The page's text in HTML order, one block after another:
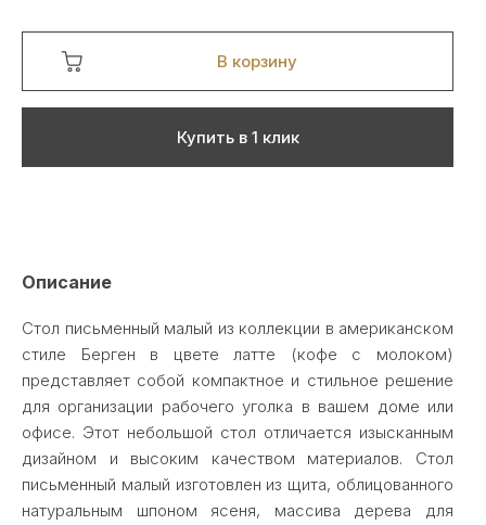
В корзину
Купить в 1 клик
Описание
Стол письменный малый из коллекции в американском
стиле Берген в цвете латте (кофе с молоком)
представляет собой компактное и стильное решение
для организации рабочего уголка в вашем доме или
офисе. Этот небольшой стол отличается изысканным
дизайном и высоким качеством материалов. Стол
письменный малый изготовлен из щита, облицованного
натуральным шпоном ясеня, массива дерева для